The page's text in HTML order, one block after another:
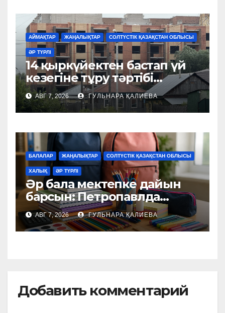
АЙМАҚТАР ЖАҢАЛЫҚТАР СОЛТҮСТІК ҚАЗАҚСТАН ОБЛЫСЫ
ӘР ТҮРЛІ
14 қыркүйектен бастап үй
кезегіне тұру тәртібі
өзгереді
АВГ 7, 2026 ГУЛЬНАРА ҚАЛИЕВА
БАЛАЛАР ЖАҢАЛЫҚТАР СОЛТҮСТІК ҚАЗАҚСТАН ОБЛЫСЫ
ХАЛЫҚ ӘР ТҮРЛІ
Әр бала мектепке дайын
барсын: Петропавлда
қайырымдылық акциясы
басталды
АВГ 7, 2026 ГУЛЬНАРА ҚАЛИЕВА
Добавить комментарий